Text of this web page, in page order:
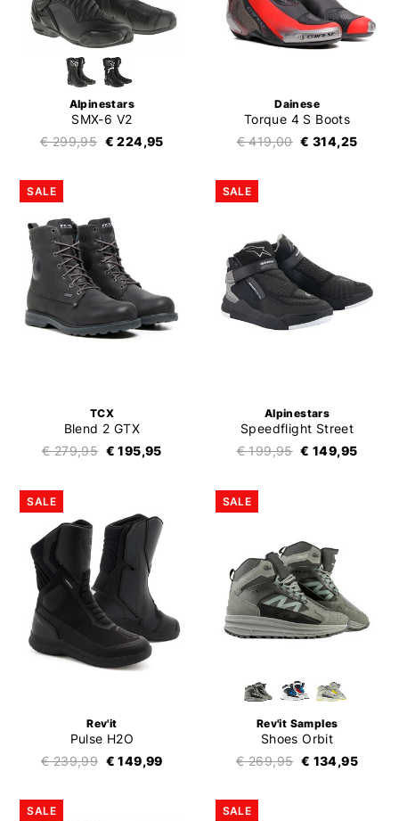
Alpinestars
SMX-6 V2
€ 299,95 € 224,95
Dainese
Torque 4 S Boots
€ 419,00 € 314,25
SALE
TCX
Blend 2 GTX
€ 279,95 € 195,95
SALE
Alpinestars
Speedflight Street
€ 199,95 € 149,95
SALE
Rev'it
Pulse H2O
€ 239,99 € 149,99
SALE
Rev'it Samples
Shoes Orbit
€ 269,95 € 134,95
SALE SALE